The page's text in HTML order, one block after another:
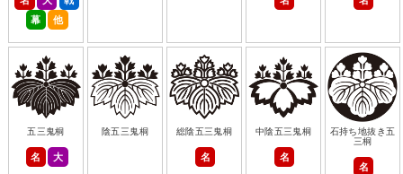
幕
他
五三鬼桐
名 大
陰五三鬼桐 総陰五三鬼桐
名
中陰五三鬼桐
名
石持ち地抜き五
三桐
名